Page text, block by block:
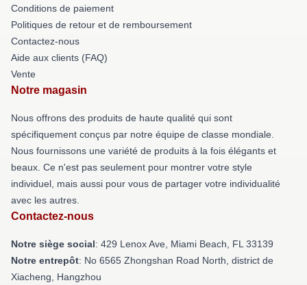
Conditions de paiement
Politiques de retour et de remboursement
Contactez-nous
Aide aux clients (FAQ)
Vente
Notre magasin
Nous offrons des produits de haute qualité qui sont
spécifiquement conçus par notre équipe de classe mondiale.
Nous fournissons une variété de produits à la fois élégants et
beaux. Ce n'est pas seulement pour montrer votre style
individuel, mais aussi pour vous de partager votre individualité
avec les autres.
Contactez-nous
Notre siège social: 429 Lenox Ave, Miami Beach, FL 33139
Notre entrepôt: No 6565 Zhongshan Road North, district de
Xiacheng, Hangzhou